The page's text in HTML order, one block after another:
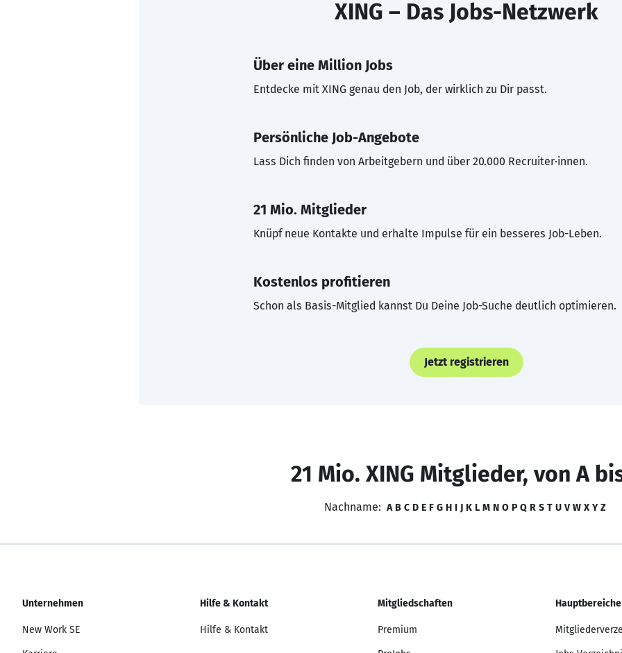
XING – Das Jobs-Netzwerk
Über eine Million Jobs
Entdecke mit XING genau den Job, der wirklich zu Dir passt.
Persönliche Job-Angebote
Lass Dich finden von Arbeitgebern und über 20.000 Recruiter·innen.
21 Mio. Mitglieder
Knüpf neue Kontakte und erhalte Impulse für ein besseres Job-Leben.
Kostenlos profitieren
Schon als Basis-Mitglied kannst Du Deine Job-Suche deutlich optimieren.
Jetzt registrieren
21 Mio. XING Mitglieder, von A
Nachname: A B C D E F G H I J K L M N O P Q R S T U V W X Y Z
Unternehmen
New Work SE
Hilfe & Kontakt
Hilfe & Kontakt
Mitgliedschaften
Premium
Hauptbereiche